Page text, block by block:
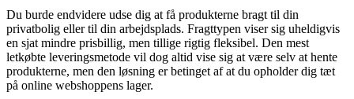
Du burde endvidere udse dig at få produkterne bragt til din
privatbolig eller til din arbejdsplads. Fragttypen viser sig uheldigvis
en sjat mindre prisbillig, men tillige rigtig fleksibel. Den mest
letkøbte leveringsmetode vil dog altid vise sig at være selv at hente
produkterne, men den løsning er betinget af at du opholder dig tæt
på online webshoppens lager.